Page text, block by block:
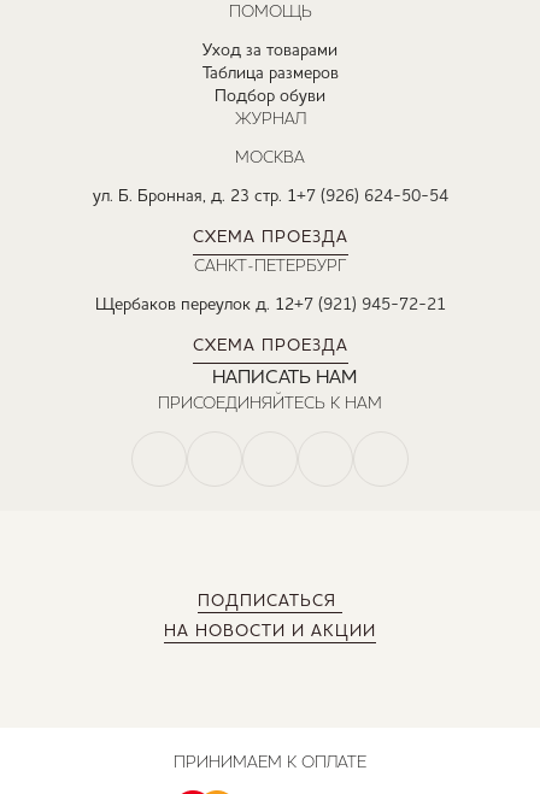
ПОДПИСАТЬСЯ
НА НОВОСТИ И АКЦИИ
ПОМОЩЬ
Уход за товарами
Таблица размеров
Подбор обуви
ЖУРНАЛ
МОСКВА
ул. Б. Бронная, д. 23 стр. 1+7 (926) 624-50-54
СХЕМА ПРОЕЗДА
САНКТ-ПЕТЕРБУРГ
Щербаков переулок д. 12+7 (921) 945-72-21
СХЕМА ПРОЕЗДА
НАПИСАТЬ НАМ
ПРИСОЕДИНЯЙТЕСЬ К НАМ
ПРИНИМАЕМ К ОПЛАТЕ